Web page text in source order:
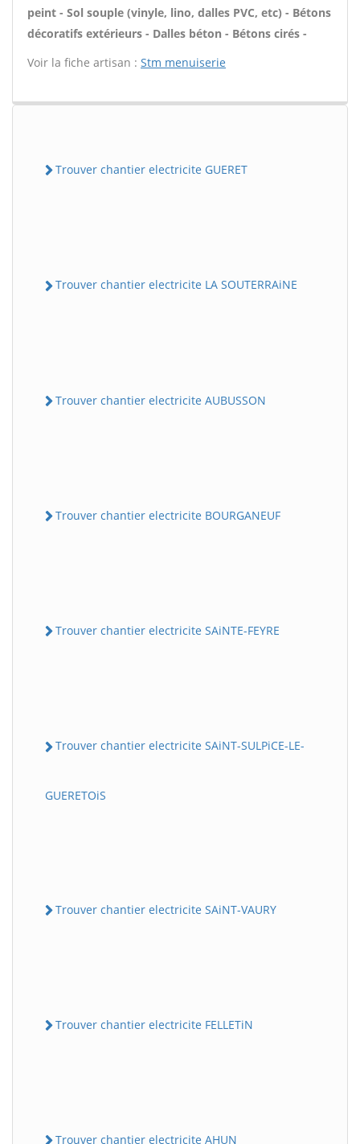
peint - Sol souple (vinyle, lino, dalles PVC, etc) - Bétons
décoratifs extérieurs - Dalles béton - Bétons cirés -
Voir la fiche artisan : Stm menuiserie
Trouver chantier electricite GUERET
Trouver chantier electricite LA SOUTERRAiNE
Trouver chantier electricite AUBUSSON
Trouver chantier electricite BOURGANEUF
Trouver chantier electricite SAiNTE-FEYRE
Trouver chantier electricite SAiNT-SULPiCE-LE-
GUERETOiS
Trouver chantier electricite SAiNT-VAURY
Trouver chantier electricite FELLETiN
Trouver chantier electricite AHUN